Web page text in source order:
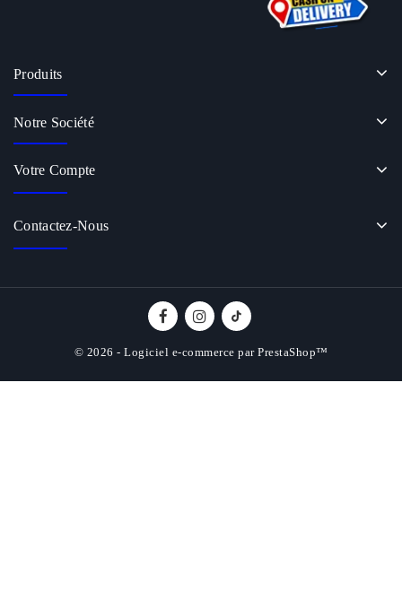
Produits
Notre Société
Votre Compte
Contactez-Nous
© 2026 - Logiciel e-commerce par PrestaShop™